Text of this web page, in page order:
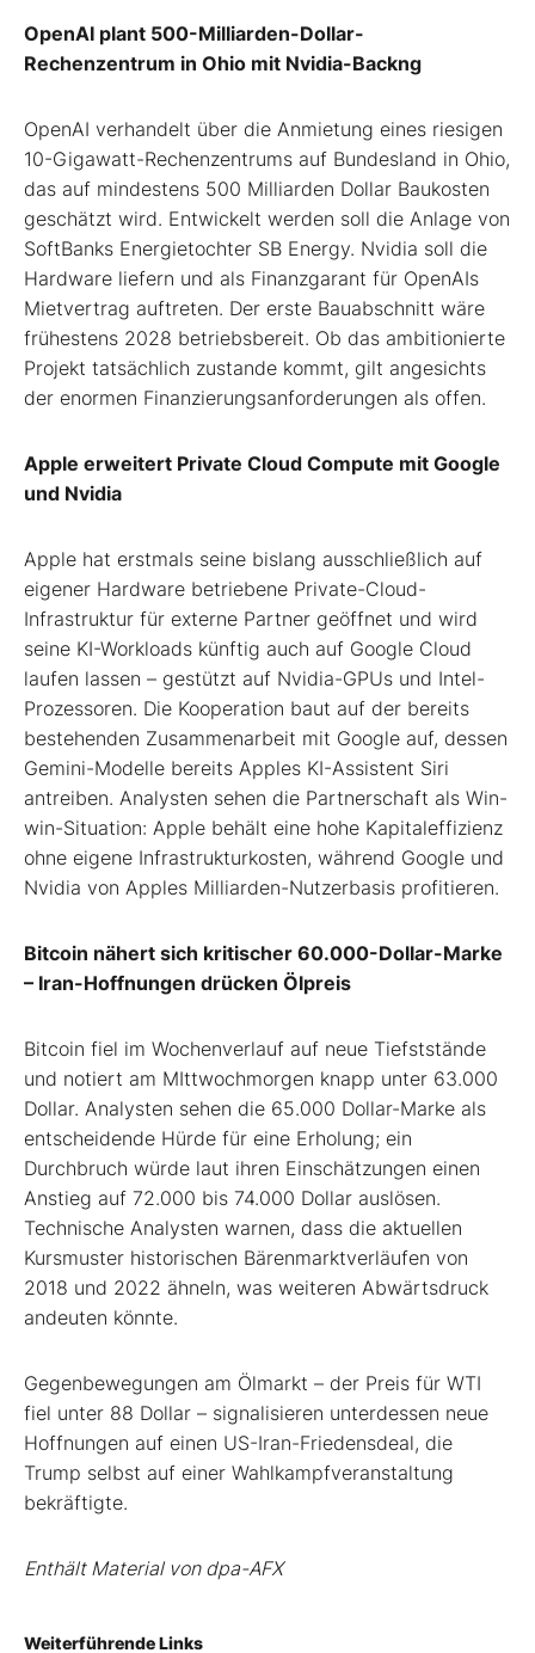
OpenAI plant 500-Milliarden-Dollar-
Rechenzentrum in Ohio mit Nvidia-Backng
OpenAI verhandelt über die Anmietung eines riesigen
10-Gigawatt-Rechenzentrums auf Bundesland in Ohio,
das auf mindestens 500 Milliarden Dollar Baukosten
geschätzt wird. Entwickelt werden soll die Anlage von
SoftBanks Energietochter SB Energy. Nvidia soll die
Hardware liefern und als Finanzgarant für OpenAIs
Mietvertrag auftreten. Der erste Bauabschnitt wäre
frühestens 2028 betriebsbereit. Ob das ambitionierte
Projekt tatsächlich zustande kommt, gilt angesichts
der enormen Finanzierungsanforderungen als offen.
Apple erweitert Private Cloud Compute mit Google
und Nvidia
Apple hat erstmals seine bislang ausschließlich auf
eigener Hardware betriebene Private-Cloud-
Infrastruktur für externe Partner geöffnet und wird
seine KI-Workloads künftig auch auf Google Cloud
laufen lassen – gestützt auf Nvidia-GPUs und Intel-
Prozessoren. Die Kooperation baut auf der bereits
bestehenden Zusammenarbeit mit Google auf, dessen
Gemini-Modelle bereits Apples KI-Assistent Siri
antreiben. Analysten sehen die Partnerschaft als Win-
win-Situation: Apple behält eine hohe Kapitaleffizienz
ohne eigene Infrastrukturkosten, während Google und
Nvidia von Apples Milliarden-Nutzerbasis profitieren.
Bitcoin nähert sich kritischer 60.000-Dollar-Marke
– Iran-Hoffnungen drücken Ölpreis
Bitcoin fiel im Wochenverlauf auf neue Tiefststände
und notiert am MIttwochmorgen knapp unter 63.000
Dollar. Analysten sehen die 65.000 Dollar-Marke als
entscheidende Hürde für eine Erholung; ein
Durchbruch würde laut ihren Einschätzungen einen
Anstieg auf 72.000 bis 74.000 Dollar auslösen.
Technische Analysten warnen, dass die aktuellen
Kursmuster historischen Bärenmarktverläufen von
2018 und 2022 ähneln, was weiteren Abwärtsdruck
andeuten könnte.
Gegenbewegungen am Ölmarkt – der Preis für WTI
fiel unter 88 Dollar – signalisieren unterdessen neue
Hoffnungen auf einen US-Iran-Friedensdeal, die
Trump selbst auf einer Wahlkampfveranstaltung
bekräftigte.
Enthält Material von dpa-AFX
Weiterführende Links